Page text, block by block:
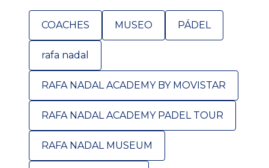
COACHES MUSEO PÁDEL
rafa nadal
RAFA NADAL ACADEMY BY MOVISTAR
RAFA NADAL ACADEMY PADEL TOUR
RAFA NADAL MUSEUM